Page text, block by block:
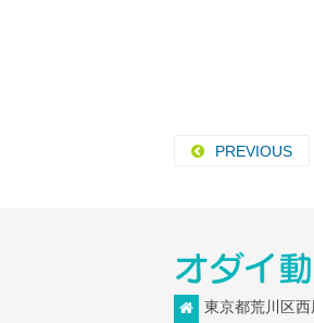
PREVIOUS
東京都荒川区